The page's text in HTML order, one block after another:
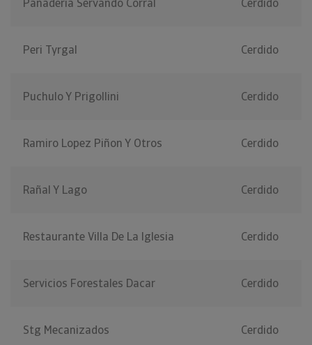
Panaderia Servando Corral Cerdido
Peri Tyrgal Cerdido
Puchulo Y Prigollini Cerdido
Ramiro Lopez Piñon Y Otros Cerdido
Rañal Y Lago Cerdido
Restaurante Villa De La Iglesia Cerdido
Servicios Forestales Dacar Cerdido
Stg Mecanizados Cerdido